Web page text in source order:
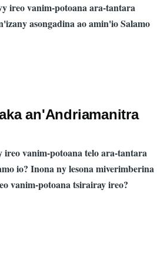
ireo vanim-potoana ara-tantara
asongadina ao amin'io Salamo
an'Andriamanitra
ireo vanim-potoana telo ara-tantara
io? Inona ny lesona miverimberina
vanim-potoana tsirairay ireo?